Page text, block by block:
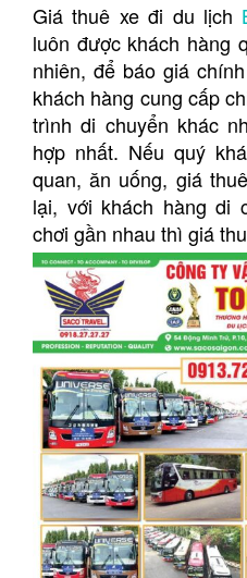
Giá thuê xe đi du lịch
luôn được khách hàng
nhiên, để báo giá
khách hàng cung cấp
trình di chuyển khác
hợp nhất. Nếu quý
quan, ăn uống, giá
lại, với khách hàng di
chơi gần nhau thì giá